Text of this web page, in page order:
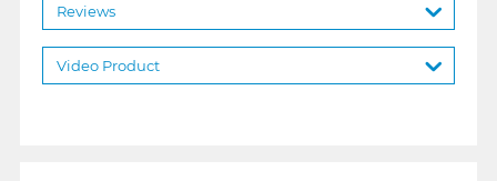
Reviews
Video Product